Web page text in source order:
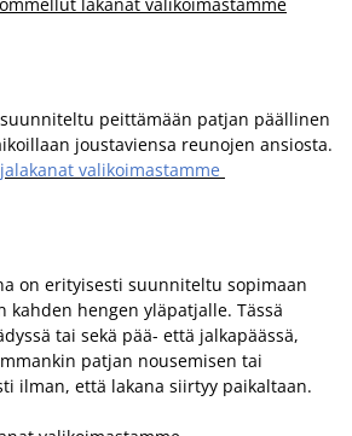
peittämään patjan päällinen
joustaviensa reunojen ansiosta.
valikoimastamme
on erityisesti suunniteltu sopimaan
kahden hengen yläpatjalle. Tässä
tai sekä pää- että jalkapäässä,
patjan nousemisen tai
ilman, että lakana siirtyy paikaltaan.